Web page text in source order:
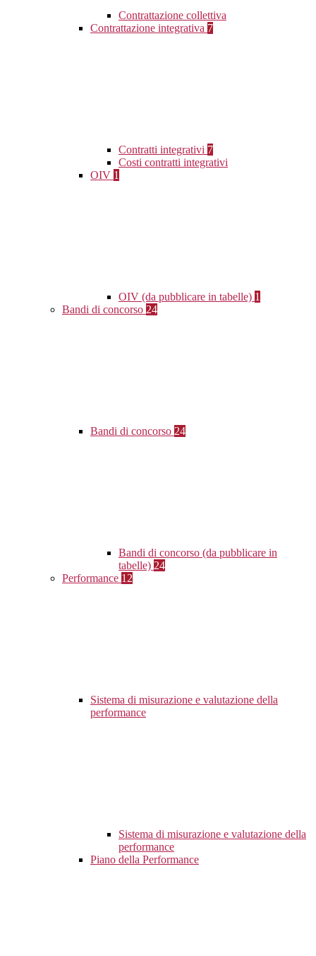
Contrattazione collettiva
Contrattazione integrativa 7
Contratti integrativi 7
Costi contratti integrativi
OIV 1
OIV (da pubblicare in tabelle) 1
Bandi di concorso 24
Bandi di concorso 24
Bandi di concorso (da pubblicare in
tabelle) 24
Performance 12
Sistema di misurazione e valutazione della
performance
Sistema di misurazione e valutazione della
performance
Piano della Performance